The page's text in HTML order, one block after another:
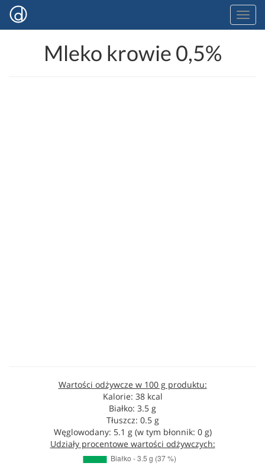
Mleko krowie 0,5%
Wartości odżywcze w 100 g produktu:
Kalorie: 38 kcal
Białko: 3.5 g
Tłuszcz: 0.5 g
Węglowodany: 5.1 g (w tym błonnik: 0 g)
Udziały procentowe wartości odżywczych: